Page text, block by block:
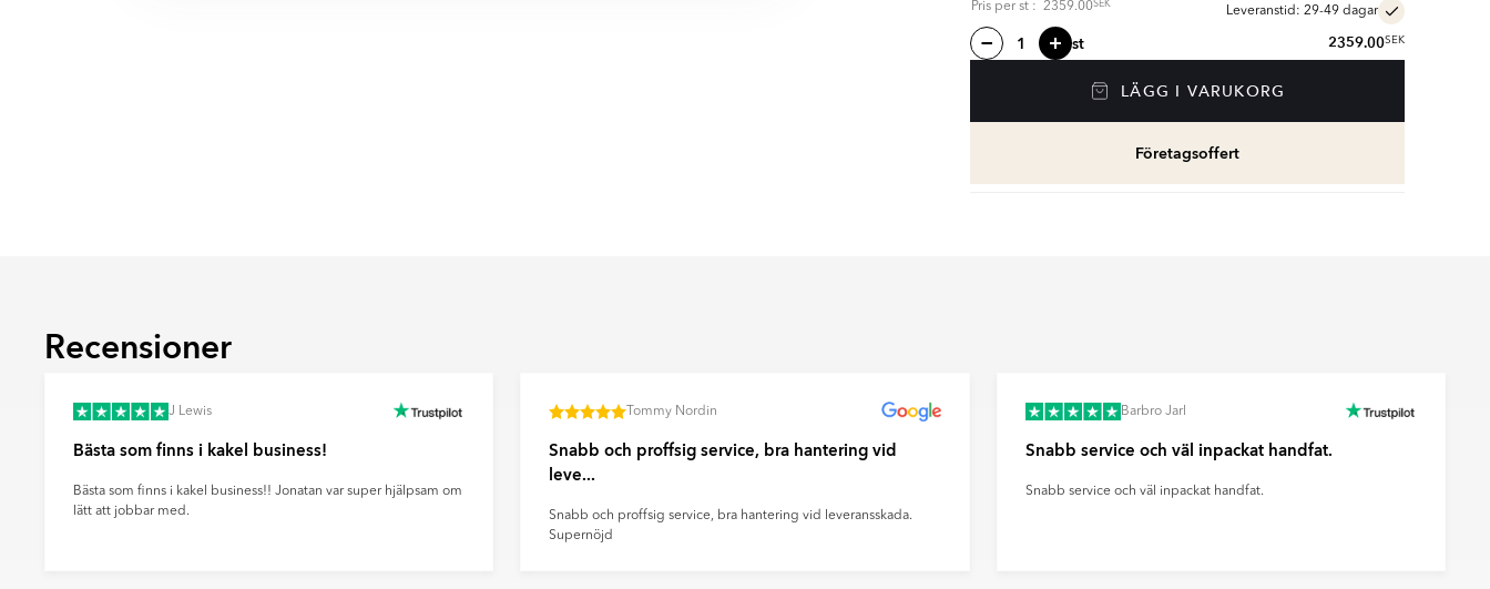
Pris perst : 2359.00SEK
Leveranstid: 29-49 dagar
st 2359.00SEK
LÄGG I VARUKORG
Företagsoffert
Recensioner
J Lewis
Bästa som finns i kakel business!
Bästa som finns i kakel business!! Jonatan var super hjälpsam om
lätt att jobbar med.
Tommy Nordin
Snabb och proffsig service, bra hantering vid
leve...
Snabb och proffsig service, bra hantering vid leveransskada.
Supernöjd
Barbro Jarl
Snabb service och väl inpackat handfat.
Snabb service och väl inpackat handfat.